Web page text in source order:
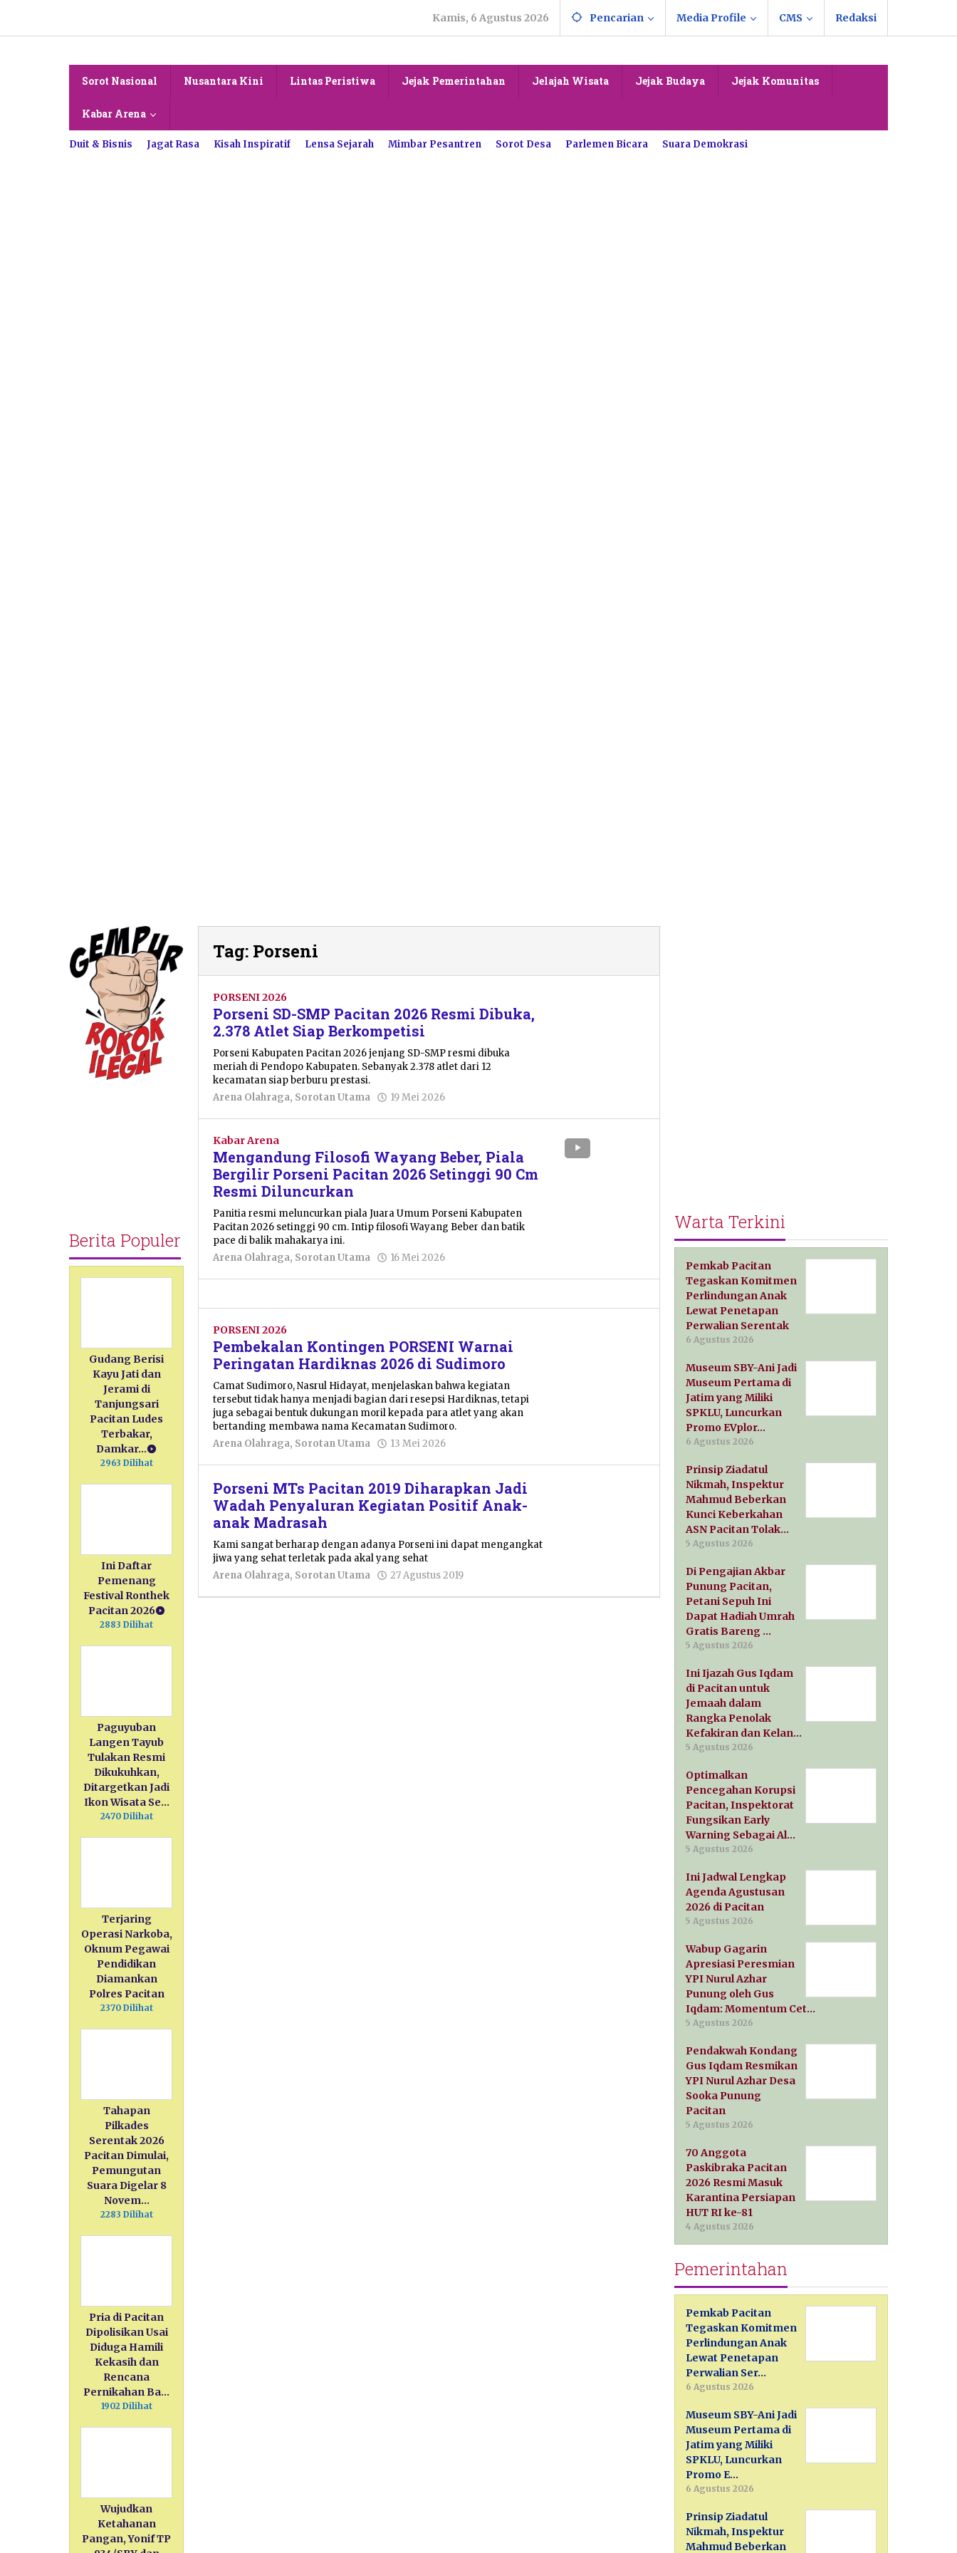
konten
Kamis, 6 Agustus 2026 Pencarian Media Profile CMS Redaksi
Sorot Nasional Nusantara Kini Lintas Peristiwa Jejak Pemerintahan Jelajah Wisata Jejak Budaya Jejak Komunitas
Kabar Arena
Duit & Bisnis Jagat Rasa Kisah Inspiratif Lensa Sejarah Mimbar Pesantren Sorot Desa Parlemen Bicara Suara Demokrasi
Berita Populer
Gudang Berisi
Kayu Jati dan
Jerami di
Tanjungsari
Pacitan Ludes
Terbakar,
Damkar…
2963 Dilihat
Ini Daftar
Pemenang
Festival Ronthek
Pacitan 2026
2883 Dilihat
Paguyuban
Langen Tayub
Tulakan Resmi
Dikukuhkan,
Ditargetkan Jadi
Ikon Wisata Se…
2470 Dilihat
Terjaring
Operasi Narkoba,
Oknum Pegawai
Pendidikan
Diamankan
Polres Pacitan
2370 Dilihat
Tahapan
Pilkades
Serentak 2026
Pacitan Dimulai,
Pemungutan
Suara Digelar 8
Novem…
2283 Dilihat
Pria di Pacitan
Dipolisikan Usai
Diduga Hamili
Kekasih dan
Rencana
Pernikahan Ba…
1902 Dilihat
Wujudkan
Ketahanan
Pangan, Yonif TP
Tag: Porseni
PORSENI 2026
Porseni SD-SMP Pacitan 2026 Resmi Dibuka,
2.378 Atlet Siap Berkompetisi
Porseni Kabupaten Pacitan 2026 jenjang SD-SMP resmi dibuka
meriah di Pendopo Kabupaten. Sebanyak 2.378 atlet dari 12
kecamatan siap berburu prestasi.
Arena Olahraga, Sorotan Utama 19 Mei 2026
Kabar Arena
Mengandung Filosofi Wayang Beber, Piala
Bergilir Porseni Pacitan 2026 Setinggi 90 Cm
Resmi Diluncurkan
Panitia resmi meluncurkan piala Juara Umum Porseni Kabupaten
Pacitan 2026 setinggi 90 cm. Intip filosofi Wayang Beber dan batik
pace di balik mahakarya ini.
Arena Olahraga, Sorotan Utama 16 Mei 2026
Shalahuddin
PORSENI 2026
Pembekalan Kontingen PORSENI Warnai
Peringatan Hardiknas 2026 di Sudimoro
Camat Sudimoro, Nasrul Hidayat, menjelaskan bahwa kegiatan
tersebut tidak hanya menjadi bagian dari resepsi Hardiknas, tetapi
juga sebagai bentuk dukungan moril kepada para atlet yang akan
bertanding membawa nama Kecamatan Sudimoro.
Arena Olahraga, Sorotan Utama 13 Mei 2026
Azizah
Porseni MTs Pacitan 2019 Diharapkan Jadi
Wadah Penyaluran Kegiatan Positif Anak-
anak Madrasah
Kami sangat berharap dengan adanya Porseni ini dapat mengangkat
jiwa yang sehat terletak pada akal yang sehat
Arena Olahraga, Sorotan Utama 27 Agustus 2019
Warta Terkini
Pemkab Pacitan
Tegaskan Komitmen
Perlindungan Anak
Lewat Penetapan
Perwalian Serentak
6 Agustus 2026
Museum SBY-Ani Jadi
Museum Pertama di
Jatim yang Miliki
SPKLU, Luncurkan
Promo EVplor…
6 Agustus 2026
Prinsip Ziadatul
Nikmah, Inspektur
Mahmud Beberkan
Kunci Keberkahan
ASN Pacitan Tolak…
5 Agustus 2026
Di Pengajian Akbar
Punung Pacitan,
Petani Sepuh Ini
Dapat Hadiah Umrah
Gratis Bareng …
5 Agustus 2026
Ini Ijazah Gus Iqdam
di Pacitan untuk
Jemaah dalam
Rangka Penolak
Kefakiran dan Kelan…
5 Agustus 2026
Optimalkan
Pencegahan Korupsi
Pacitan, Inspektorat
Fungsikan Early
Warning Sebagai Al…
5 Agustus 2026
Ini Jadwal Lengkap
Agenda Agustusan
2026 di Pacitan
5 Agustus 2026
Wabup Gagarin
Apresiasi Peresmian
YPI Nurul Azhar
Punung oleh Gus
Iqdam: Momentum Cet…
5 Agustus 2026
Pendakwah Kondang
Gus Iqdam Resmikan
YPI Nurul Azhar Desa
Sooka Punung
Pacitan
5 Agustus 2026
70 Anggota
Paskibraka Pacitan
2026 Resmi Masuk
Karantina Persiapan
HUT RI ke-81
4 Agustus 2026
Pemerintahan
Pemkab Pacitan
Tegaskan Komitmen
Perlindungan Anak
Lewat Penetapan
Perwalian Ser…
6 Agustus 2026
Museum SBY-Ani Jadi
Museum Pertama di
Jatim yang Miliki
SPKLU, Luncurkan
Promo E…
6 Agustus 2026
Prinsip Ziadatul
Nikmah, Inspektur
Mahmud Beberkan